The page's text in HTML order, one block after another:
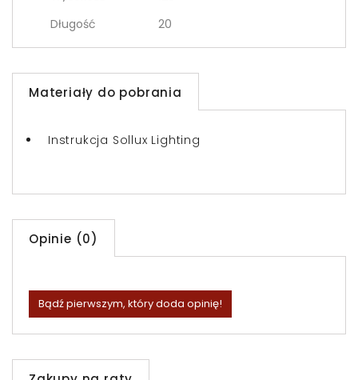
Długość
20
Materiały do pobrania
Instrukcja Sollux Lighting
Opinie (0)
Bądź pierwszym, który doda opinię!